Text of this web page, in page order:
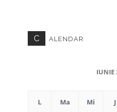
C ALENDAR
IUNIE
L Ma Mi J